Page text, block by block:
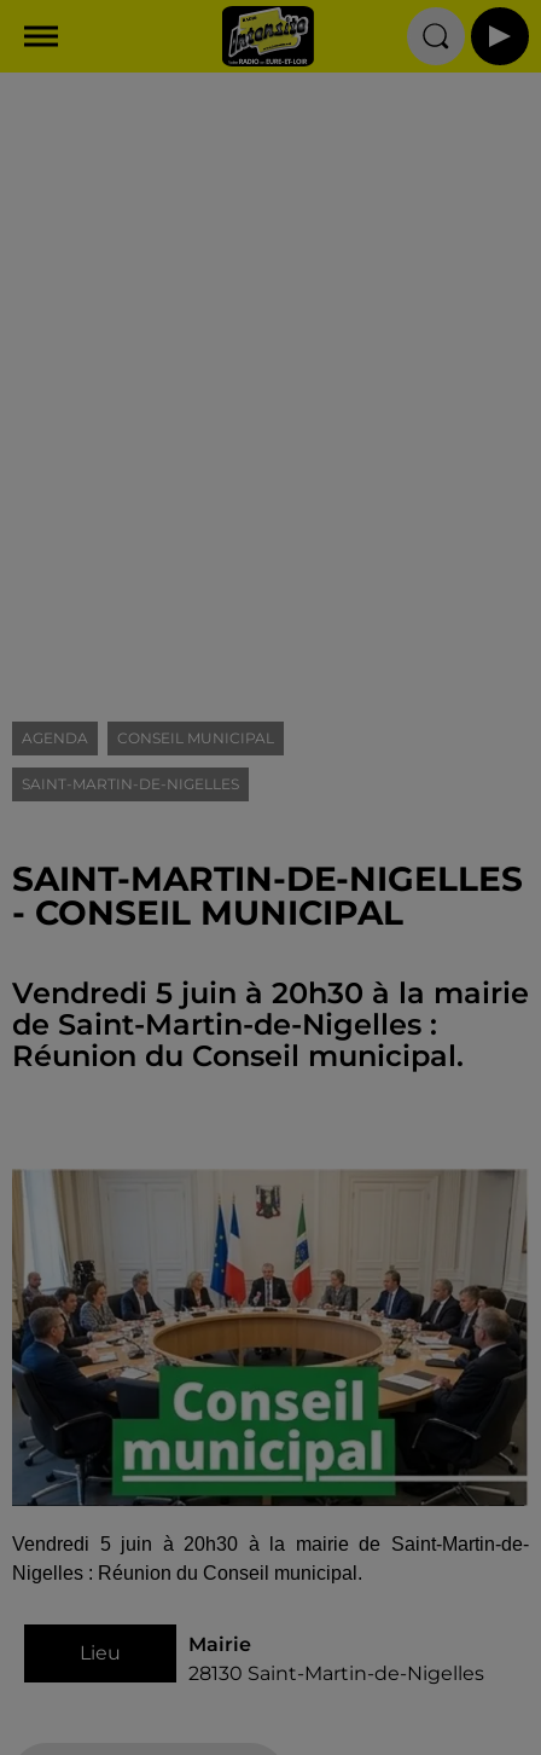
AGENDA CONSEIL MUNICIPAL
SAINT-MARTIN-DE-NIGELLES
SAINT-MARTIN-DE-NIGELLES
- CONSEIL MUNICIPAL
Vendredi 5 juin à 20h30 à la mairie
de Saint-Martin-de-Nigelles :
Réunion du Conseil municipal.
Vendredi 5 juin à 20h30 à la mairie de Saint-Martin-de-
Nigelles : Réunion du Conseil municipal.
Lieu
Mairie
28130 Saint-Martin-de-Nigelles